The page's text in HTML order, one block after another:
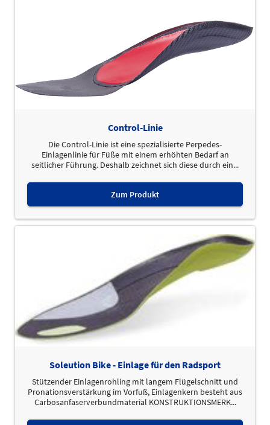
Control-Linie
Die Control-Linie ist eine spezialisierte Perpedes-
Einlagenlinie für Füße mit einem erhöhten Bedarf an
seitlicher Führung. Deshalb zeichnet sich diese durch ein...
Zum Produkt
Soleution Bike - Einlage für den Radsport
Stützender Einlagenrohling mit langem Flügelschnitt und
Pronationsverstärkung im Vorfuß, Einlagenkern besteht aus
Carbosanfaserverbundmaterial KONSTRUKTIONSMERK...